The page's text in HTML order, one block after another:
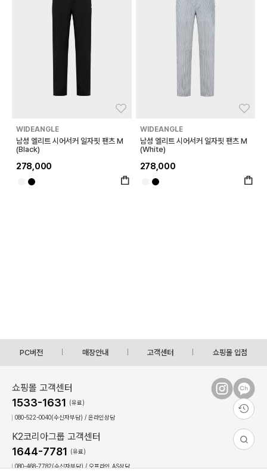
WIDEANGLE
남성 엘리트 시어서커 일자핏 팬츠 M
(Black)
278,000
WIDEANGLE
남성 엘리트 시어서커 일자핏 팬츠 M
(White)
278,000
PC버전 매장안내 고객센터 쇼핑몰 입점
쇼핑몰 고객센터
1533-1631 (유료)
080-522-0040(수신자부담) / 온라인상담
K2코리아그룹 고객센터
1644-7781 (유료)
080-468-7782(수신자부담) / 오프라인,AS상담